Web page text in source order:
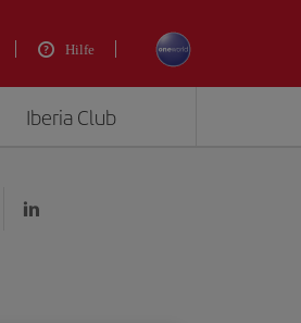
Hilfe
Iberia Club